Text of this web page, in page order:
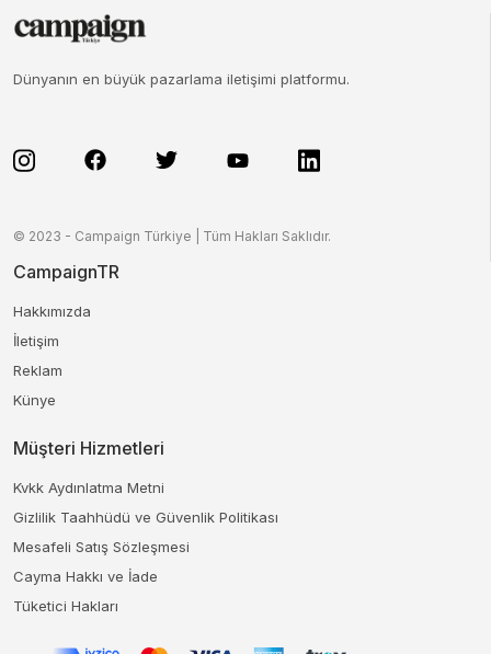
Dünyanın en büyük pazarlama iletişimi platformu.
© 2023 - Campaign Türkiye | Tüm Hakları Saklıdır.
CampaignTR
Hakkımızda
İletişim
Reklam
Künye
Müşteri Hizmetleri
Kvkk Aydınlatma Metni
Gizlilik Taahhüdü ve Güvenlik Politikası
Mesafeli Satış Sözleşmesi
Cayma Hakkı ve İade
Tüketici Hakları